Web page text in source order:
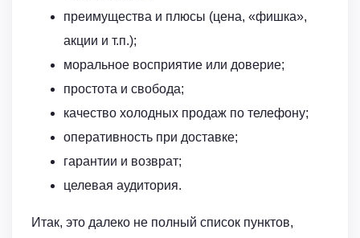
преимущества и плюсы (цена, «фишка»,
акции и т.п.);
моральное восприятие или доверие;
простота и свобода;
качество холодных продаж по телефону;
оперативность при доставке;
гарантии и возврат;
целевая аудитория.
Итак, это далеко не полный список пунктов,